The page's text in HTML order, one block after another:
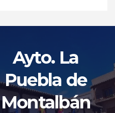
Ayto. La
Puebla de
Montalbán